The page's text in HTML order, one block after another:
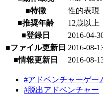
■特徴
性的表現
■推奨年齢
12歳以上
■登録日
2016-04-
■ファイル更新日 2016-08-
■情報更新日
2016-08-
#アドベンチャーゲー
#脱出アドベンチャー